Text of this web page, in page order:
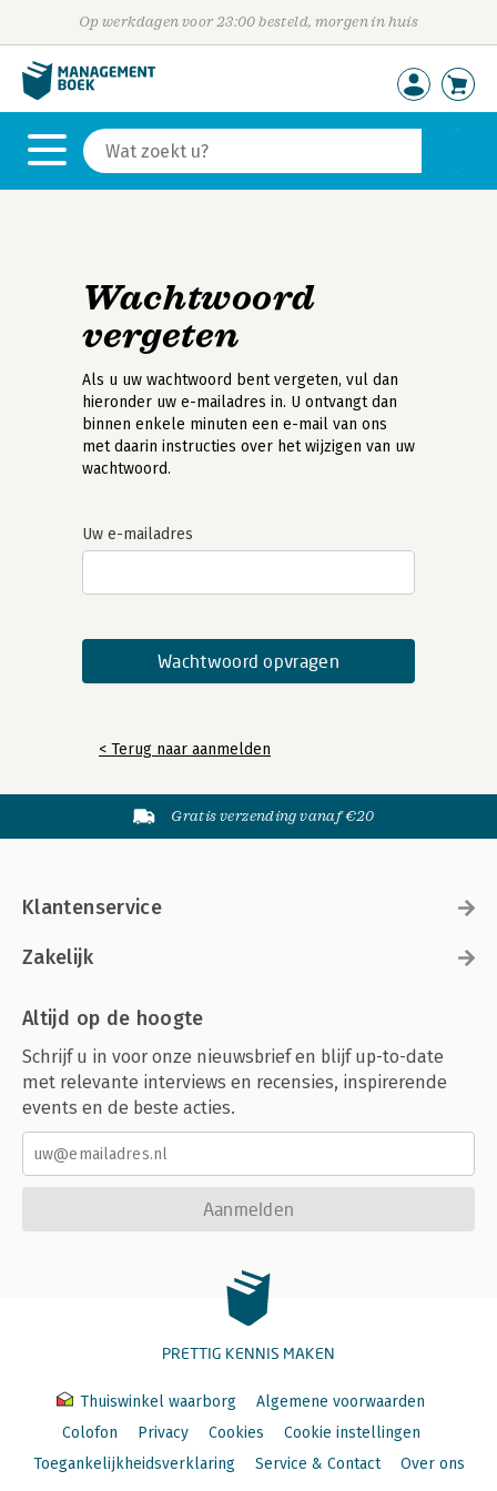
Op werkdagen voor 23:00 besteld, morgen in huis
Wachtwoord
vergeten
Als u uw wachtwoord bent vergeten, vul dan
hieronder uw e-mailadres in. U ontvangt dan
binnen enkele minuten een e-mail van ons
met daarin instructies over het wijzigen van uw
wachtwoord.
Uw e-mailadres
< Terug naar aanmelden
Gratis verzending vanaf €20
Klantenservice
Zakelijk
Altijd op de hoogte
Schrijf u in voor onze nieuwsbrief en blijf up-to-date
met relevante interviews en recensies, inspirerende
events en de beste acties.
Aanmelden
PRETTIG KENNIS MAKEN
Thuiswinkel waarborg
Algemene voorwaarden
Colofon
Privacy Cookies
Cookie instellingen
Toegankelijkheidsverklaring
Service & Contact Over ons